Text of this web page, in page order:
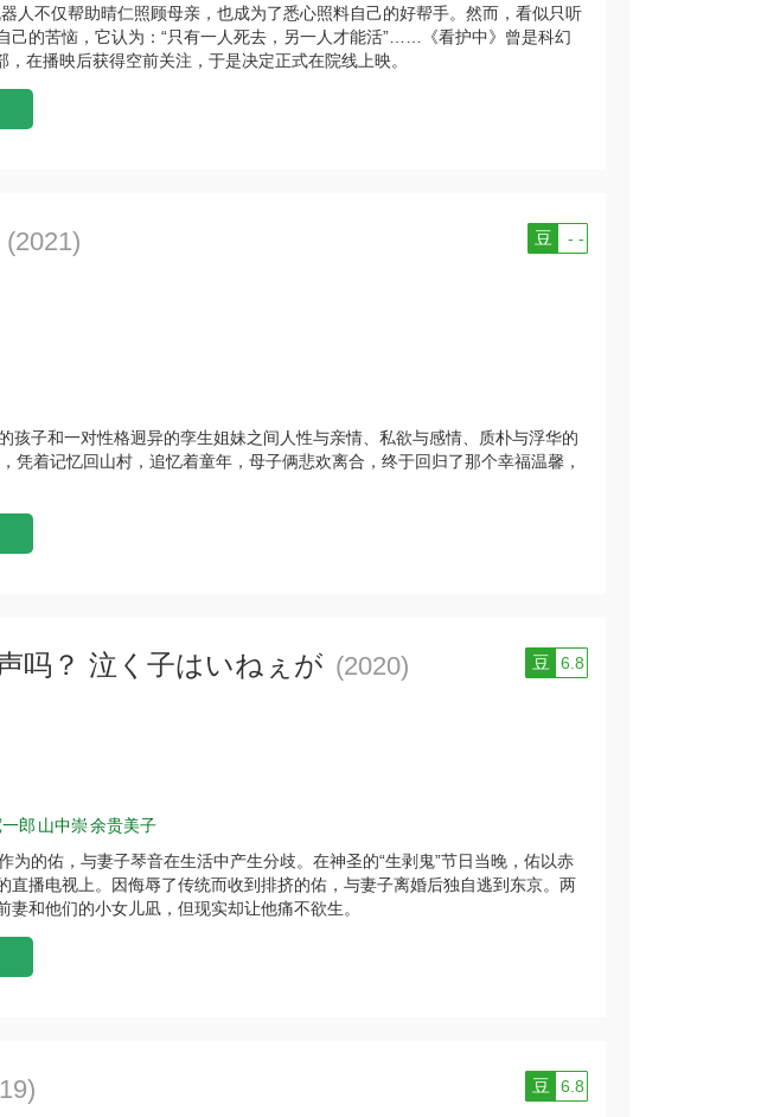
人不仅帮助晴仁照顾母亲，也成为了悉心照料自己的好帮手。然而，看似只听
己的苦恼，它认为：“只有一人死去，另一人才能活”……《看护中》曾是科幻
在播映后获得空前关注，于是决定正式在院线上映。
(2021) 豆 - -
孩⼦和⼀对性格迥异的孪⽣姐妹之间⼈性与亲情、私欲与感情、质朴与浮华的
凭着记忆回⼭村，追忆着童年，母⼦俩悲欢离合，终于回归了那个幸福温馨，
吗？ 泣く子はいねぇが (2020) 豆 6.8
郎 山中崇余贵美子
为的佑，与妻子琴音在生活中产生分歧。在神圣的“生剥鬼”节日当晚，佑以赤
直播电视上。因侮辱了传统而收到排挤的佑，与妻子离婚后独自逃到东京。两
妻和他们的小女儿凪，但现实却让他痛不欲生。
豆 6.8